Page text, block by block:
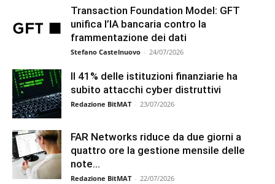
Transaction Foundation Model: GFT
unifica l’IA bancaria contro la
frammentazione dei dati
Stefano Castelnuovo - 24/07/2026
Il 41% delle istituzioni finanziarie ha
subito attacchi cyber distruttivi
Redazione BitMAT - 23/07/2026
FAR Networks riduce da due giorni a
quattro ore la gestione mensile delle
note...
Redazione BitMAT - 22/07/2026